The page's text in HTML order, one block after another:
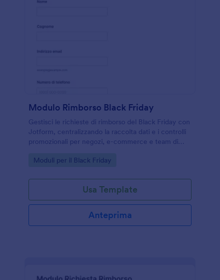
Modulo Rimborso Black Friday
Gestisci le richieste di rimborso del Black Friday con
Jotform, centralizzando la raccolta dati e i controlli
promozionali per negozi, e-commerce e team di
Go to Category:
Moduli per il Black Friday
Usa Template
Anteprima